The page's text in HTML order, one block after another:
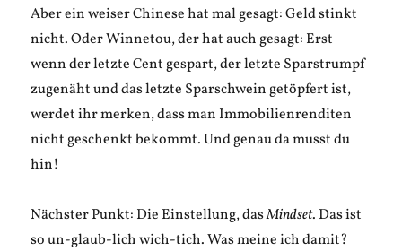
Aber ein weiser Chinese hat mal gesagt: Geld stinkt
nicht. Oder Winnetou, der hat auch gesagt: Erst
wenn der letzte Cent gespart, der letzte Sparstrumpf
zugenäht und das letzte Sparschwein getöpfert ist,
werdet ihr merken, dass man Immobilienrenditen
nicht geschenkt bekommt. Und genau da musst du
hin!
Nächster Punkt: Die Einstellung, dasMindset. Das ist
so un-glaub-lich wich-tich. Was meine ich damit?